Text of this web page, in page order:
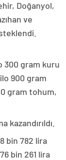
Doğanyol,
ve
300 gram kuru
900 gram
gram tohum,
bin 782 lira
bin 261 lira